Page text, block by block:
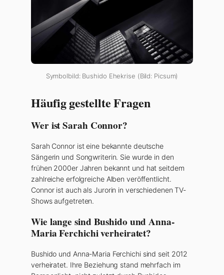
Symbolbild: Bushido Ehekrise (Bild: Picsum)
Häufig gestellte Fragen
Wer ist Sarah Connor?
Sarah Connor ist eine bekannte deutsche
Sängerin und Songwriterin. Sie wurde in den
frühen 2000er Jahren bekannt und hat seitdem
zahlreiche erfolgreiche Alben veröffentlicht.
Connor ist auch als Jurorin in verschiedenen TV-
Shows aufgetreten.
Wie lange sind Bushido und Anna-
Maria Ferchichi verheiratet?
Bushido und Anna-Maria Ferchichi sind seit 2012
verheiratet. Ihre Beziehung stand mehrfach im